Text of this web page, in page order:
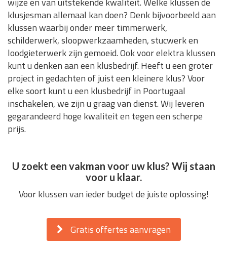
klusjesman allemaal kan doen? Denk bijvoorbeeld aan
klussen waarbij onder meer timmerwerk,
schilderwerk, sloopwerkzaamheden, stucwerk en
loodgieterwerk zijn gemoeid. Ook voor elektra klussen
kunt u denken aan een klusbedrijf. Heeft u een groter
project in gedachten of juist een kleinere klus? Voor
elke soort kunt u een klusbedrijf in Poortugaal
inschakelen, we zijn u graag van dienst. Wij leveren
gegarandeerd hoge kwaliteit en tegen een scherpe
prijs.
U zoekt een vakman voor uw klus? Wij staan
voor u klaar.
Voor klussen van ieder budget de juiste oplossing!
Gratis offertes aanvragen